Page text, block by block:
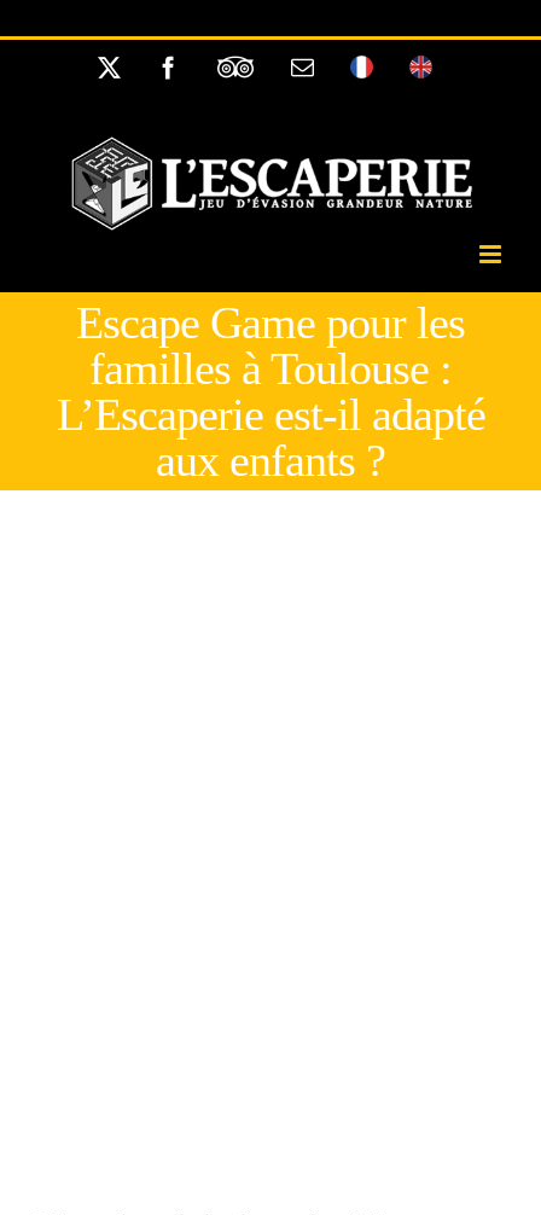
X Facebook
TripadvisorEmailFrançaisEnglish
Escape Game pour les
familles à Toulouse :
L’Escaperie est-il adapté
aux enfants ?